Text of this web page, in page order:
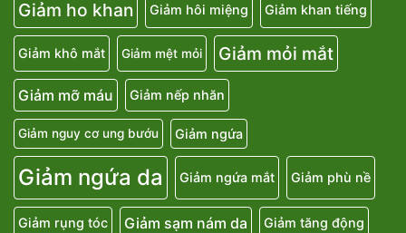
Giảm ho khan Giảm hôi miệng Giảm khan tiếng
Giảm khô mắt Giảm mệt mỏi Giảm mỏi mắt
Giảm mỡ máu Giảm nếp nhăn
Giảm nguy cơ ung bướu Giảm ngứa
Giảm ngứa da Giảm ngứa mắt Giảm phù nề
Giảm rụng tóc Giảm sạm nám da Giảm tăng động